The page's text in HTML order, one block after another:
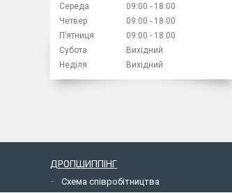
Середа
09:00
18:00
Четвер
09:00
18:00
Пʼятниця
09:00
18:00
Субота
Вихідний
Неділя
Вихідний
ДРОПШИППІНГ
Схема співробітництва